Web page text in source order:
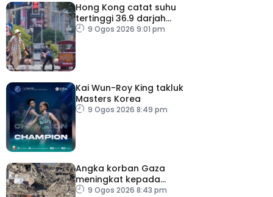
Hong Kong catat suhu
tertinggi 36.9 darjah
celsius
9 Ogos 2026 9:01 pm
Kai Wun-Roy King takluk
Masters Korea
9 Ogos 2026 8:49 pm
Angka korban Gaza
meningkat kepada
73,386 orang
9 Ogos 2026 8:43 pm